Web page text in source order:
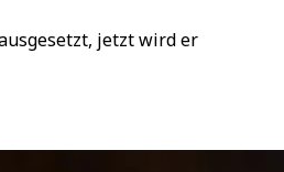
jetzt wird er